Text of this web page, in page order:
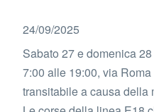
24/09/2025
Sabato 27 e domenica
7:00 alle 19:00, via
transitabile a causa della